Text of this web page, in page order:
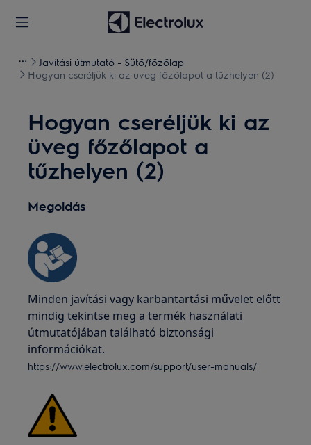
Javítási útmutató - Sütő/főzőlap
Hogyan cseréljük ki az üveg főzőlapot a tűzhelyen (2)
Hogyan cseréljük ki az
üveg főzőlapot a
tűzhelyen (2)
Megoldás
Minden javítási vagy karbantartási művelet előtt
mindig tekintse meg a termék használati
útmutatójában található biztonsági
információkat.
https://www.electrolux.com/support/user-manuals/